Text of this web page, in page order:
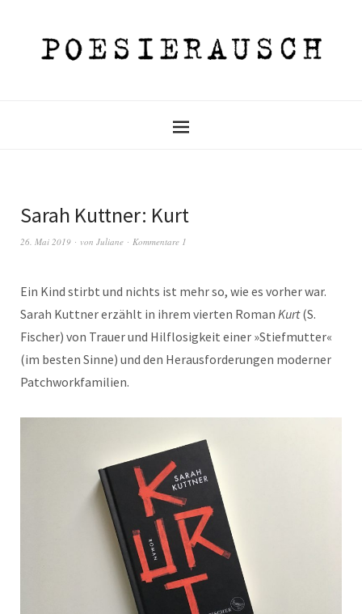
Sarah Kuttner: Kurt
26. Mai 2019 von Juliane Kommentare 1
Ein Kind stirbt und nichts ist mehr so, wie es vorher war.
Sarah Kuttner erzählt in ihrem vierten Roman Kurt(S.
Fischer) von Trauer und Hilflosigkeit einer »Stiefmutter«
(im besten Sinne) und den Herausforderungen moderner
Patchworkfamilien.